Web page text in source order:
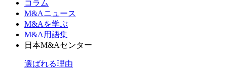
コラム
M&Aニュース
M&Aを学ぶ
M&A用語集
日本M&Aセンター
選ばれる理由